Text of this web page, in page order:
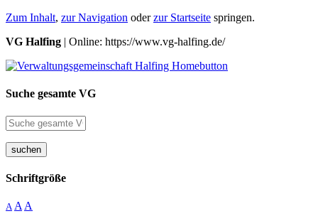
Zum Inhalt, zur Navigation oderzur Startseite springen.
VG Halfing | Online: https://www.vg-halfing.de/
Suche gesamte VG
suchen
Schriftgröße
A A A